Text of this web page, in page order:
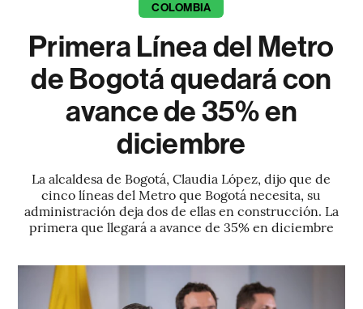
COLOMBIA
Primera Línea del Metro
de Bogotá quedará con
avance de 35% en
diciembre
La alcaldesa de Bogotá, Claudia López, dijo que de
cinco líneas del Metro que Bogotá necesita, su
administración deja dos de ellas en construcción. La
primera que llegará a avance de 35% en diciembre